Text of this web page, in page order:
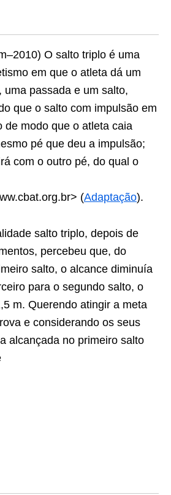
O salto triplo é uma
em que o atleta dá um
uma passada e um salto,
que o salto com impulsão em
de modo que o atleta caia
pé que deu a impulsão;
com o outro pé, do qual o
(Adaptação).
salto triplo, depois de
percebeu que, do
salto, o alcance diminuía
para o segundo salto, o
m. Querendo atingir a meta
e considerando os seus
alcançada no primeiro salto